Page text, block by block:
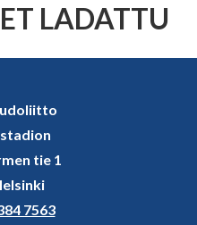
LADATTU
tie 1
7563